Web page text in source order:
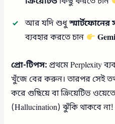
আর যদি শুধুস্মার্টফোনের
ব্যবহার করতে চান
প্রো-টিপস: প্রথমে Perplexity
খুঁজে বের করুন। তারপর সেই
করে গুছিয়ে বা ক্রিয়েটিভ
(Hallucination) ঝুঁকি থাকবে না!